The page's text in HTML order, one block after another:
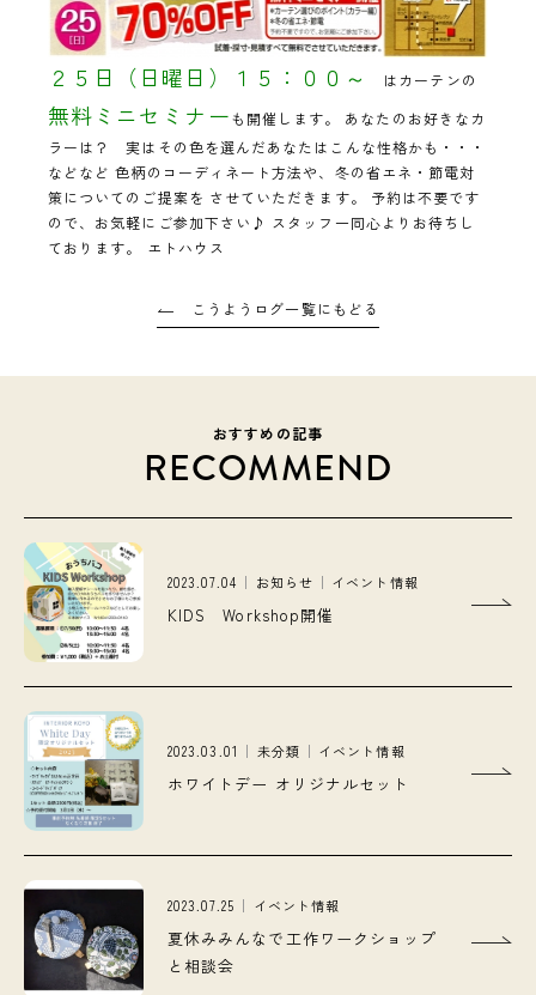
２５日（日曜日）１５：００～ はカーテンの
無料ミニセミナーも開催します。 あなたのお好きなカ
ラーは？ 実はその色を選んだあなたはこんな性格かも・・・
などなど 色柄のコーディネート方法や、冬の省エネ・節電対
策についてのご提案を させていただきます。 予約は不要です
ので、お気軽にご参加下さい♪ スタッフ一同心よりお待ちし
ております。 エトハウス
こうようログ一覧にもどる
おすすめの記事
RECOMMEND
2023.07.04 お知らせ イベント情報
KIDS Workshop開催
2023.03.01 未分類 イベント情報
ホワイトデー オリジナルセット
2023.07.25 イベント情報
夏休みみんなで工作ワークショップ
と相談会